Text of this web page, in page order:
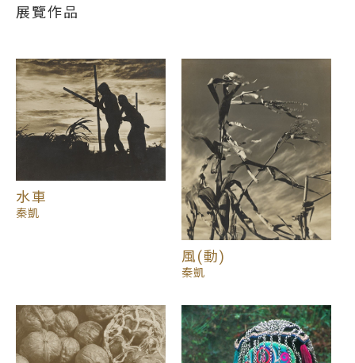
央社攝影記者、哥倫比亞廣播公司CBS 首位駐臺特派
員，為國家發展留下珍貴的影像，更見證大時代的變
遷。進入中期，因為開創廣告事業期間，對攝影內容
多以明確傳達資訊之觀念攝影為導向。
秦凱在退休後，對攝影的熱忱未曾間斷，晚期作品趨
於多元，因為跑遍各地，視野開闊，取材取景不受拘
束，更不追隨一般攝影學派的流行，強調自然而不刻
意做作。一方面運用他出身攝影記者背景之敏銳細膩
而扎實的攝影技巧融入美學觀點，以相機為畫筆，題
影眼更帶大家進入「畫」、「像」合一的境界，將他
人生行腳所及每個區域的人文自然生態特色，透過他
瞬間按下快門的一刻，擷取到令人讚嘆的精彩畫作。
展覽作品
水車
秦凱
風(動)
秦凱